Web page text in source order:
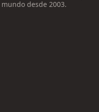
desde 2003.